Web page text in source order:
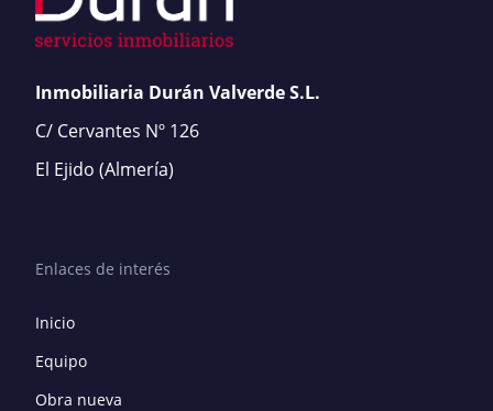
Inmobiliaria Durán Valverde S.L.
C/ Cervantes Nº 126
El Ejido (Almería)
Enlaces de interés
Inicio
Equipo
Obra nueva